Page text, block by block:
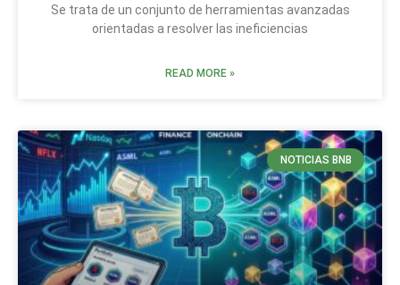
Se trata de un conjunto de herramientas avanzadas
orientadas a resolver las ineficiencias
READ MORE »
NOTICIAS BNB